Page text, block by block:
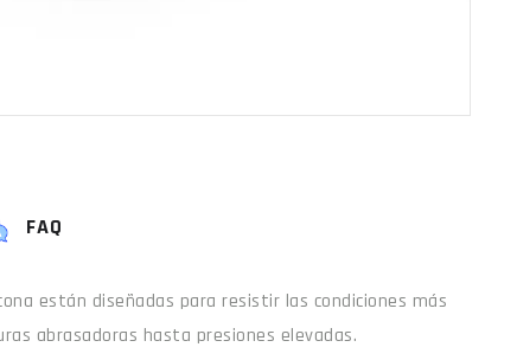
FAQ
están diseñadas para resistir las condiciones más
abrasadoras hasta presiones elevadas.